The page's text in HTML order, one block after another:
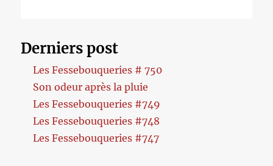
Derniers post
Les Fessebouqueries # 750
Son odeur après la pluie
Les Fessebouqueries #749
Les Fessebouqueries #748
Les Fessebouqueries #747